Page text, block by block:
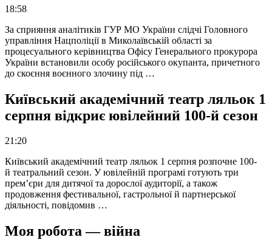
18:58
За сприяння аналітиків ГУР МО України слідчі Головного
управління Нацполіції в Миколаївській області за
процесуального керівництва Офісу Генерального прокурора
України встановили особу російського окупанта, причетного
до скоєння воєнного злочину під …
Київський академічний театр ляльок 1
серпня відкриє ювілейний 100-й сезон
21:20
Київський академічний театр ляльок 1 серпня розпочне 100-
й театральний сезон. У ювілейній програмі готують три
прем’єри для дитячої та дорослої аудиторії, а також
продовження фестивальної, гастрольної й партнерської
діяльності, повідомив …
Моя робота — війна